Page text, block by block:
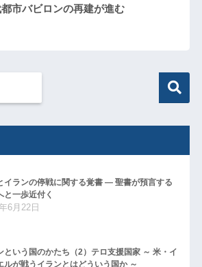
市バビロンの再建が進む
イランの停戦に関する覚書 ― 聖書が預言する
と一歩近付く
6月22日
という国のかたち（2）テロ支援国家 ～ 米・イ
ルが戦うイランとはどういう国か ～